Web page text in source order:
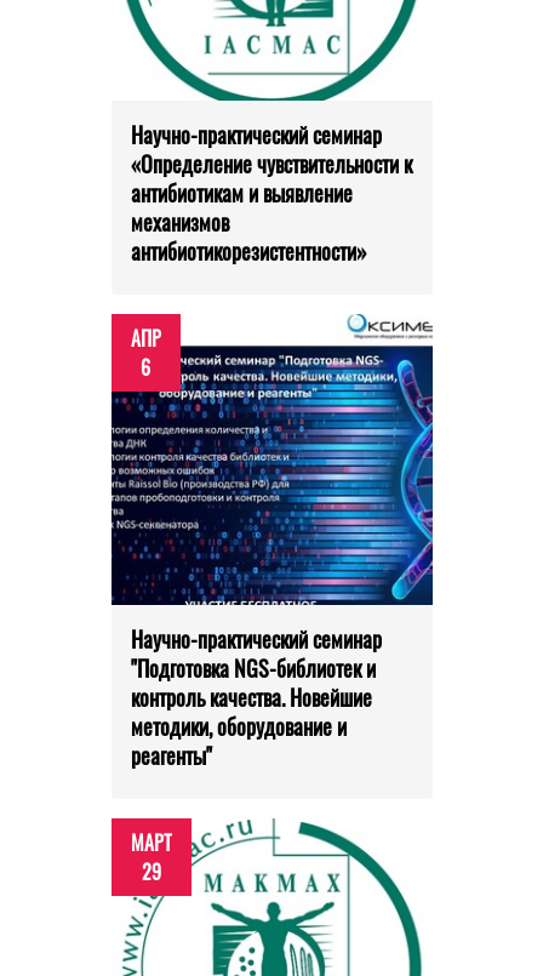
Научно-практический семинар
«Определение чувствительности к
антибиотикам и выявление
механизмов
антибиотикорезистентности»
АПР
6
Научно-практический семинар
"Подготовка NGS-библиотек и
контроль качества. Новейшие
методики, оборудование и
реагенты"
МАРТ
29